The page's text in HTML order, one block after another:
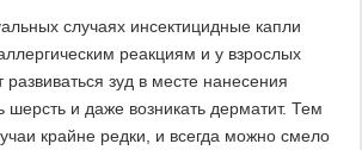
случаях инсектицидные капли
реакциям и у взрослых
зуд в месте нанесения
шерсть и даже возникать дерматит. Тем
крайне редки, и всегда можно смело